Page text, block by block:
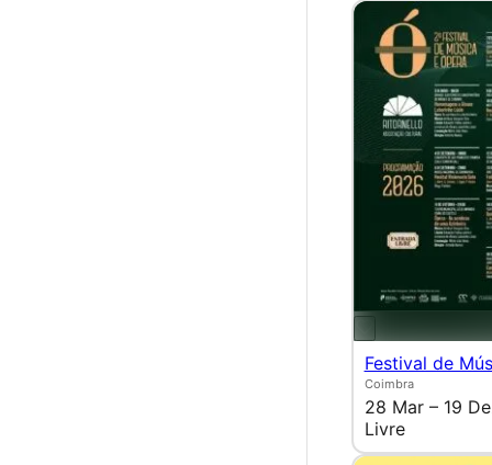
Festival de
Coimbra
28 Mar – 19
Livre